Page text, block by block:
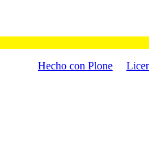
Hecho con Plone